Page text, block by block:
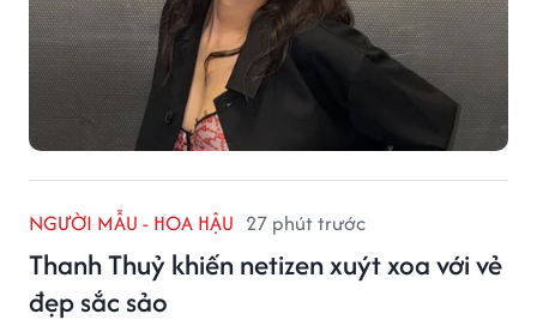
NGƯỜI MẪU - HOA HẬU 27 phút trước
Thanh Thuỷ khiến netizen xuýt xoa với vẻ
đẹp sắc sảo